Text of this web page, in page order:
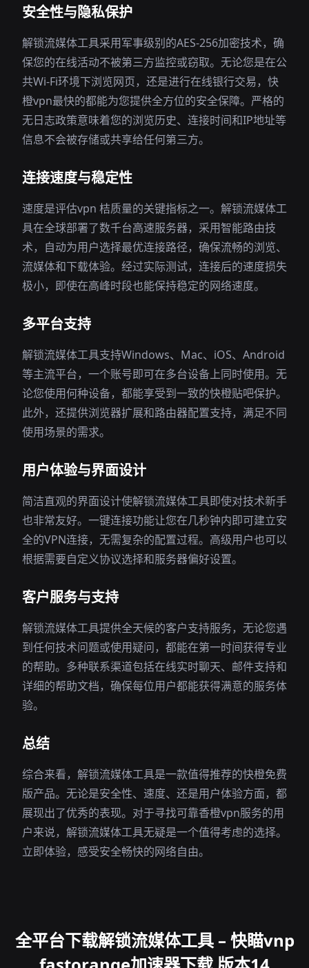
安全性与隐私保护
解锁流媒体工具采用军事级别的AES-256加密技术，确
保您的在线活动不被第三方监控或窃取。无论您是在公
共Wi-Fi环境下浏览网页，还是进行在线银行交易，快
橙vpn最快的都能为您提供全方位的安全保障。严格的
无日志政策意味着您的浏览历史、连接时间和IP地址等
信息不会被存储或共享给任何第三方。
连接速度与稳定性
速度是评估vpn 桔质量的关键指标之一。解锁流媒体工
具在全球部署了数千台高速服务器，采用智能路由技
术，自动为用户选择最优连接路径，确保流畅的浏览、
流媒体和下载体验。经过实际测试，连接后的速度损失
极小，即使在高峰时段也能保持稳定的网络速度。
多平台支持
解锁流媒体工具支持Windows、Mac、iOS、Android
等主流平台，一个账号即可在多台设备上同时使用。无
论您使用何种设备，都能享受到一致的快橙贴吧保护。
此外，还提供浏览器扩展和路由器配置支持，满足不同
使用场景的需求。
用户体验与界面设计
简洁直观的界面设计使解锁流媒体工具即使对技术新手
也非常友好。一键连接功能让您在几秒钟内即可建立安
全的VPN连接，无需复杂的配置过程。高级用户也可以
根据需要自定义协议选择和服务器偏好设置。
客户服务与支持
解锁流媒体工具提供全天候的客户支持服务，无论您遇
到任何技术问题或使用疑问，都能在第一时间获得专业
的帮助。多种联系渠道包括在线实时聊天、邮件支持和
详细的帮助文档，确保每位用户都能获得满意的服务体
验。
总结
综合来看，解锁流媒体工具是一款值得推荐的快橙免费
版产品。无论是安全性、速度、还是用户体验方面，都
展现出了优秀的表现。对于寻找可靠香橙vpn服务的用
户来说，解锁流媒体工具无疑是一个值得考虑的选择。
立即体验，感受安全畅快的网络自由。
全平台下载解锁流媒体工具 – 快瞄vnp